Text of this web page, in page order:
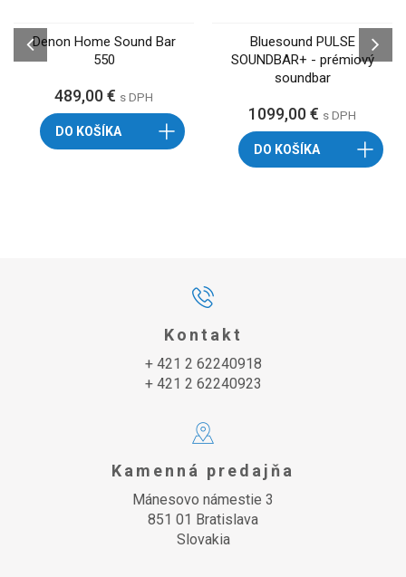
Denon Home Sound Bar
550
489,00 € s DPH
DO KOŠÍKA
Bluesound PULSE
SOUNDBAR+ - prémiový
soundbar
1099,00 € s DPH
DO KOŠÍKA
Kontakt
+ 421 2 62240918
+ 421 2 62240923
Kamenná predajňa
Mánesovo námestie 3
851 01 Bratislava
Slovakia